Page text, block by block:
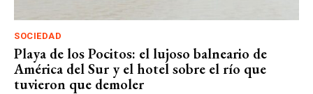
SOCIEDAD
Playa de los Pocitos: el lujoso balneario de
América del Sur y el hotel sobre el río que
tuvieron que demoler